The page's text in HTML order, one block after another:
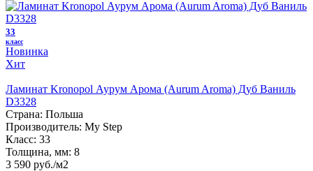
33
класс
Новинка
Хит
Ламинат Kronopol Аурум Арома (Aurum Aroma) Дуб Ваниль
D3328
Страна: Польша
Производитель: My Step
Класс: 33
Толщина, мм: 8
3 590 руб./м2